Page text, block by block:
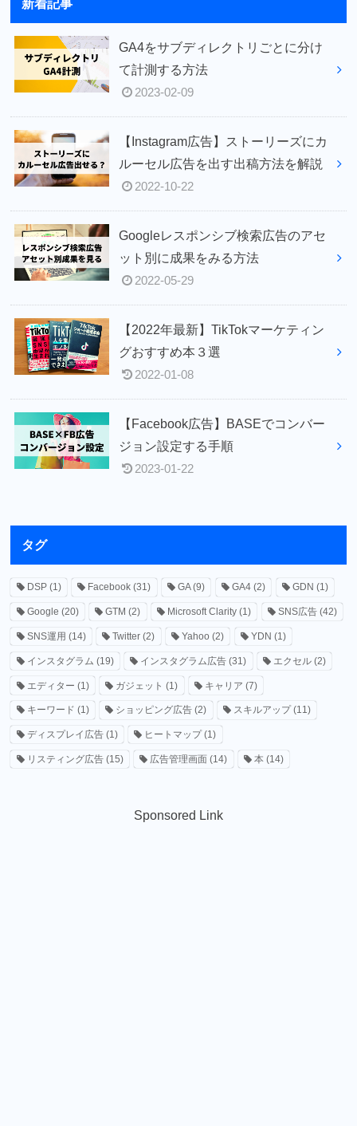
新着記事
GA4をサブディレクトリごとに分け
て計測する方法
2023-02-09
【Instagram広告】ストーリーズにカ
ルーセル広告を出す出稿方法を解説
2022-10-22
Googleレスポンシブ検索広告のアセ
ット別に成果をみる方法
2022-05-29
【2022年最新】TikTokマーケティン
グおすすめ本３選
2022-01-08
【Facebook広告】BASEでコンバー
ジョン設定する手順
2023-01-22
タグ
DSP(1) Facebook (31) GA(9) GA4(2) GDN (1)
Google (20) GTM (2) Microsoft Clarity (1) SNS広告(42)
SNS運用 (14) Twitter (2) Yahoo (2) YDN (1)
インスタグラム (19) インスタグラム広告 (31) エクセル (2)
エディター (1) ガジェット (1) キャリア (7)
キーワード (1) ショッピング広告 (2) スキルアップ(11)
ディスプレイ広告(1) ヒートマップ(1)
リスティング広告(15) 広告管理画面 (14) 本 (14)
Sponsored Link